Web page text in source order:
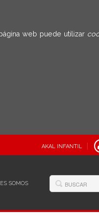
web puede utilizar
AKAL INFANTIL
SOMOS